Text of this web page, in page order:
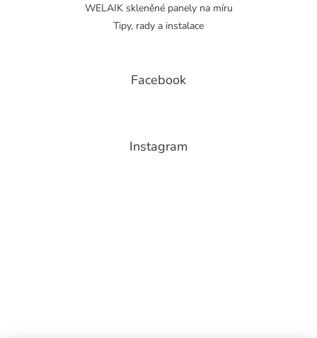
WELAIK skleněné panely na míru
Tipy, rady a instalace
Facebook
Instagram